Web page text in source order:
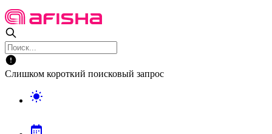
Слишком короткий поисковый запрос